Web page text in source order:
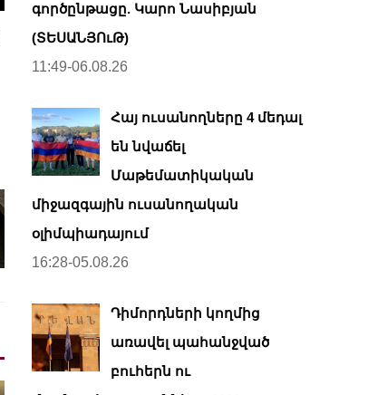
գործընթացը. Կարո Նասիբյան
(ՏԵՍԱՆՅՈւԹ)
11:49-06.08.26
Հայ ուսանողները 4 մեդալ
են նվաճել
Մաթեմատիկական
միջազգային ուսանողական
օլիմպիադայում
16:28-05.08.26
Դիմորդների կողմից
առավել պահանջված
բուհերն ու